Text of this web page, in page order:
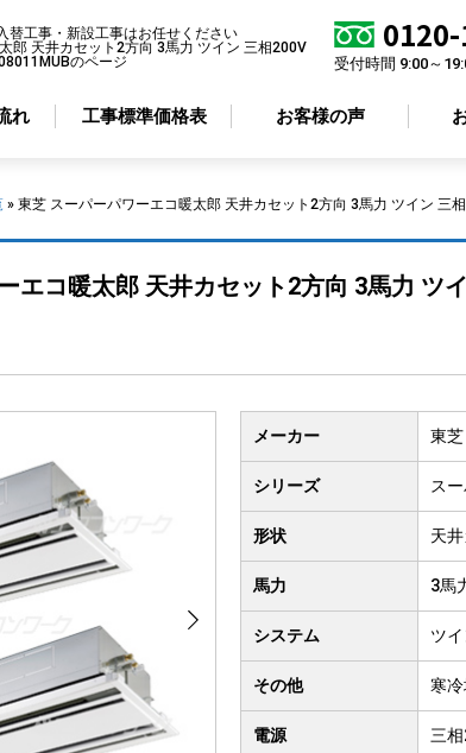
替工事・新設工事はお任せください
郎 天井カセット2方向 3馬力 ツイン 三相200V
のページ
受付時間 9:00～
方向
向
れ 工事標準価格表 お客様の声
» 東芝 スーパーパワーエコ暖太郎 天井カセット2方向 3馬力 ツイン 三
エコ暖太郎 天井カセット2方向 3馬力 ツ
メーカー 東芝
シリーズ ス
形状 天
馬力 3馬
システム ツ
その他 寒
電源 三